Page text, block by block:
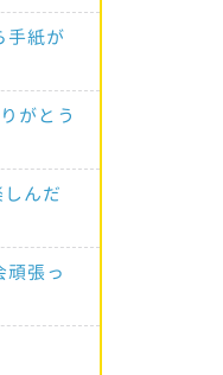
手紙が
がとう
んだ
張っ